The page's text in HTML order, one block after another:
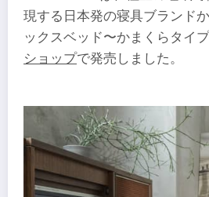
現する日本発の寝具ブランド
ックスベッド〜かまくらタイ
ショップで発売しました。